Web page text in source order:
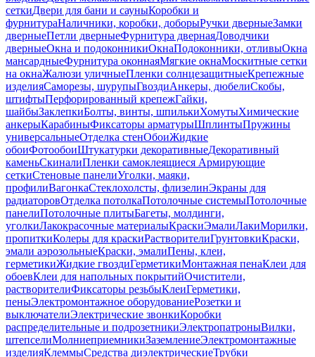
сеткиДвери для бани и сауныКоробки и
фурнитураНаличники, коробки, доборыРучки дверныеЗамки
дверныеПетли дверныеФурнитура двернаяДоводчики
дверныеОкна и подоконникиОкнаПодоконники, отливыОкна
мансардныеФурнитура оконнаяМягкие окнаМоскитные сетки
на окнаЖалюзи уличныеПленки солнцезащитныеКрепежные
изделияСаморезы, шурупыГвоздиАнкеры, дюбелиСкобы,
штифтыПерфорированный крепежГайки,
шайбыЗаклепкиБолты, винты, шпилькиХомутыХимические
анкерыКарабиныФиксаторы арматурыШплинтыПружины
универсальныеОтделка стенОбоиЖидкие
обоиФотообоиШтукатурки декоративныеДекоративный
каменьСкиналиПленки самоклеящиеся Армирующие
сеткиСтеновые панелиУголки, маяки,
профилиВагонкаСтеклохолсты, флизелинЭкраны для
радиаторовОтделка потолкаПотолочные системыПотолочные
панелиПотолочные плитыБагеты, молдинги,
уголкиЛакокрасочные материалыКраскиЭмалиЛакиМорилки,
пропиткиКолеры для краскиРастворителиГрунтовкиКраски,
эмали аэрозольныеКраски, эмалиПены, клеи,
герметикиЖидкие гвоздиГерметикиМонтажная пенаКлеи для
обоевКлеи для напольных покрытийОчистители,
растворителиФиксаторы резьбыКлеиГерметики,
пеныЭлектромонтажное оборудованиеРозетки и
выключателиЭлектрические звонкиКоробки
распределительные и подрозетникиЭлектропатроныВилки,
штепселиМолниеприемникиЗаземлениеЭлектромонтажные
изделияКлеммыСредства диэлектрическиеТрубки